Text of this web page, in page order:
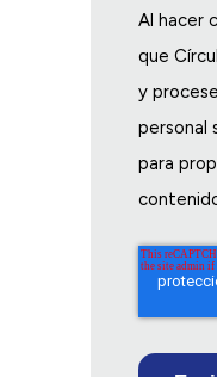
Al hacer
que
y
personal
para